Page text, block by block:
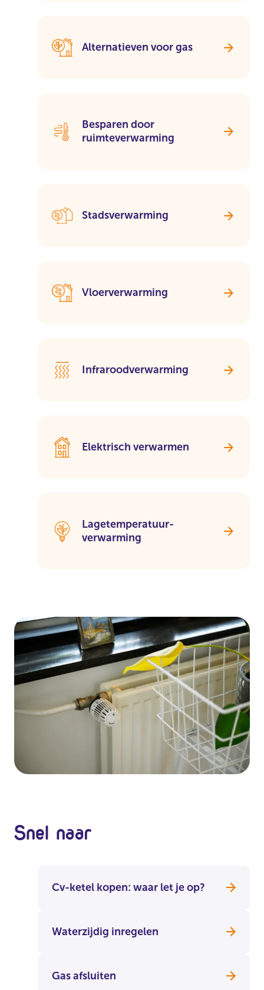
Alternatieven voor gas
Besparen door
ruimteverwarming
Stadsverwarming
Vloerverwarming
Infraroodverwarming
Elektrisch verwarmen
Lagetemperatuur-
verwarming
Snel naar
Cv-ketel kopen: waar let je op?
Waterzijdig inregelen
Gas afsluiten